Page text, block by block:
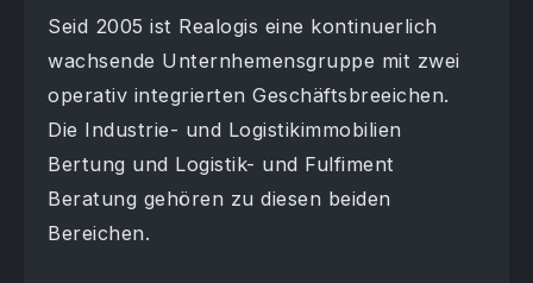
Seid 2005 ist Realogis eine kontinuerlich
wachsende Unternhemensgruppe mit zwei
operativ integrierten Geschäftsbreeichen.
Die Industrie- und Logistikimmobilien
Bertung und Logistik- und Fulfiment
Beratung gehören zu diesen beiden
Bereichen.